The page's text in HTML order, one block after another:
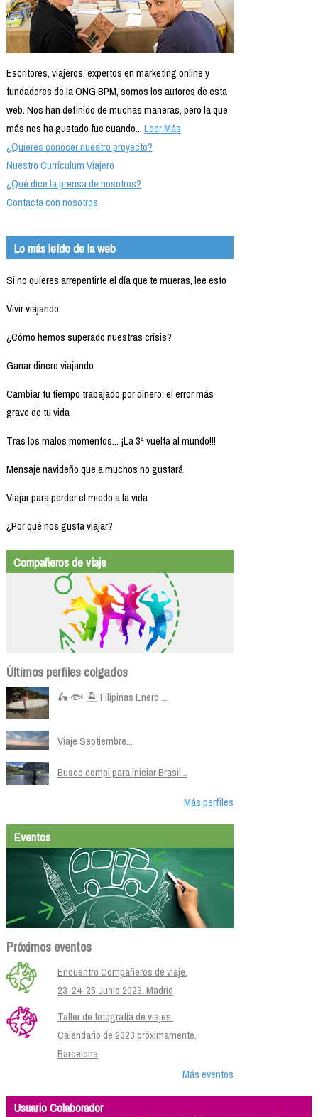
Escritores, viajeros, expertos en marketing online y
fundadores de la ONG BPM, somos los autores de esta
web. Nos han definido de muchas maneras, pero la que
más nos ha gustado fue cuando...Leer Más
¿Quieres conocer nuestro proyecto?
Nuestro Currículum Viajero
¿Qué dice la prensa de nosotros?
Contacta con nosotros
Lo más leído de la web
Si no quieres arrepentirte el día que te mueras, lee esto
Vivir viajando
¿Cómo hemos superado nuestras crisis?
Ganar dinero viajando
Cambiar tu tiempo trabajado por dinero: el error más
grave de tu vida
Tras los malos momentos... ¡La 3ª vuelta al mundo!!!
Mensaje navideño que a muchos no gustará
Viajar para perder el miedo a la vida
¿Por qué nos gusta viajar?
Compañeros de viaje
Últimos perfiles colgados
🛵 🐟 🏝️ Filipinas Enero ...
Viaje Septiembre...
Busco compi para iniciar Brasil...
Más perfiles
Eventos
Próximos eventos
Encuentro Compañeros de viaje.
23-24-25 Junio 2023. Madrid
Taller de fotografía de viajes.
Calendario de 2023 próximamente.
Barcelona
Más eventos
Usuario Colaborador